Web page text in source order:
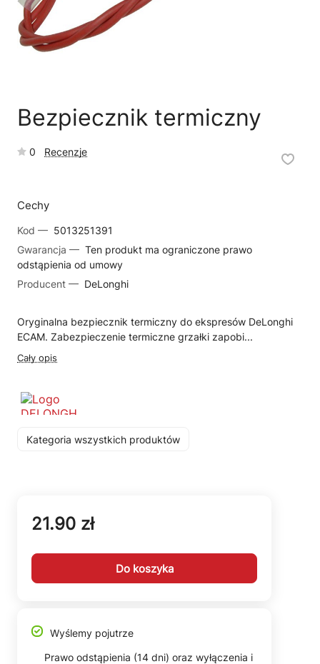
Bezpiecznik termiczny
0 Recenzje
Cechy
Kod — 5013251391
Gwarancja — Ten produkt ma ograniczone prawo
odstąpienia od umowy
Producent — DeLonghi
Oryginalna bezpiecznik termiczny do ekspresów DeLonghi
ECAM. Zabezpieczenie termiczne grzałki zapobi...
Cały opis
Kategoria wszystkich produktów
21.90 zł
Do koszyka
Wyślemy pojutrze
Prawo odstąpienia (14 dni) oraz wyłączenia i
Reklamacja naprawy